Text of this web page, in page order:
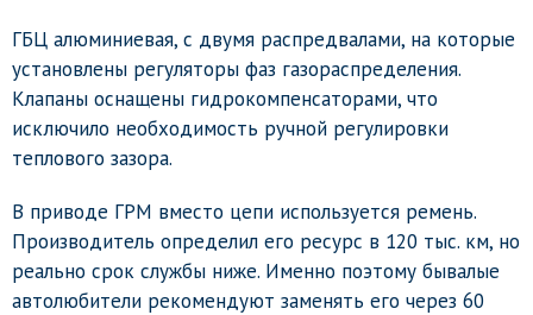
ГБЦ алюминиевая, с двумя распредвалами, на которые
установлены регуляторы фаз газораспределения.
Клапаны оснащены гидрокомпенсаторами, что
исключило необходимость ручной регулировки
теплового зазора.
В приводе ГРМ вместо цепи используется ремень.
Производитель определил его ресурс в 120 тыс. км, но
реально срок службы ниже. Именно поэтому бывалые
автолюбители рекомендуют заменять его через 60